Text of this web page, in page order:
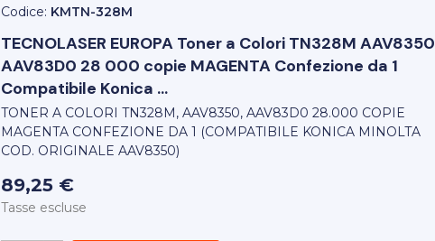
Codice: KMTN-328M
TECNOLASER EUROPA Toner a Colori TN328M AAV8350
AAV83D0 28 000 copie MAGENTA Confezione da 1
Compatibile Konica ...
TONER A COLORI TN328M, AAV8350, AAV83D0 28.000 COPIE
MAGENTA CONFEZIONE DA 1 (COMPATIBILE KONICA MINOLTA
COD. ORIGINALE AAV8350)
89,25 €
Tasse escluse